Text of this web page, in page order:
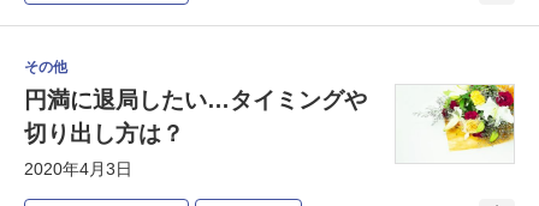
その他
円満に退局したい…タイミングや
切り出し方は？
2020年4月3日